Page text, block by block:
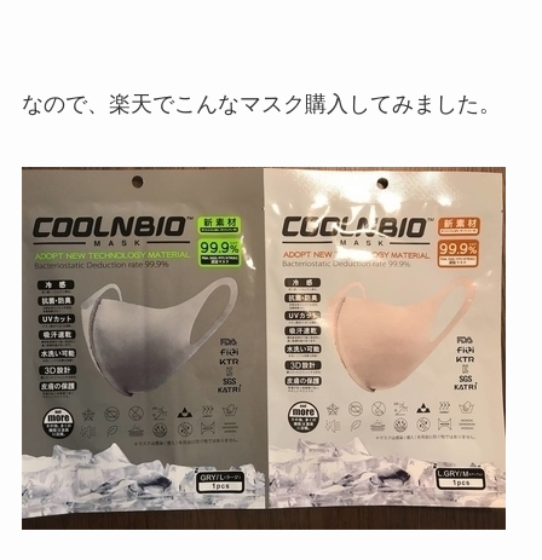
なので、楽天でこんなマスク購入してみました。